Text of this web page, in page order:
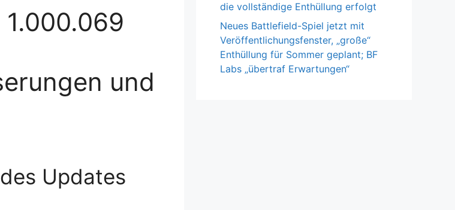
und
Updates
die vollständige Enthüllung erfolgt
Neues Battlefield-Spiel jetzt mit
Veröffentlichungsfenster, „große“
Enthüllung für Sommer geplant; BF
Labs „übertraf Erwartungen“